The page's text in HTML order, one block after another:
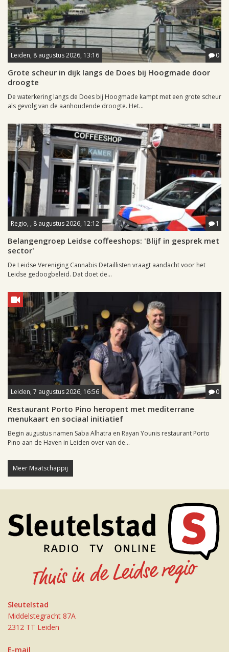
Leiden, 8 augustus 2026, 13:16 0
Grote scheur in dijk langs de Does bij Hoogmade door
droogte
De waterkering langs de Does bij Hoogmade kampt met een grote scheur
als gevolg van de aanhoudende droogte. Het...
Regio, , 8 augustus 2026, 12:12 1
Belangengroep Leidse coffeeshops: 'Blijf in gesprek met
sector'
De Leidse Vereniging Cannabis Detaillisten vraagt aandacht voor het
Leidse gedoogbeleid. Dat doet de...
Leiden, 7 augustus 2026, 16:56 0
Restaurant Porto Pino heropent met mediterrane
menukaart en sociaal initiatief
Begin augustus namen Saba Alhatra en Rayan Younis restaurant Porto
Pino aan de Haven in Leiden over van de...
Meer Maatschappij
Sleutelstad
Middelstegracht 87A
2312 TT Leiden
E-mail